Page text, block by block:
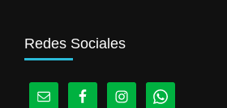
Redes Sociales